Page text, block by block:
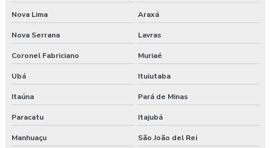
Exames complementares aso
Gerenciamento de risco no trabalho
Gerenciamento de riscos segurança do trabalho
Laudo ambiental e ergonômico do local de trabalho
Laudo de avaliação ergonômica
Nova Lima Araxá
Nova Serrana Lavras
Coronel Fabriciano Muriaé
Ubá Ituiutaba
Itaúna Pará de Minas
Paracatu Itajubá
Manhuaçu São João del Rei